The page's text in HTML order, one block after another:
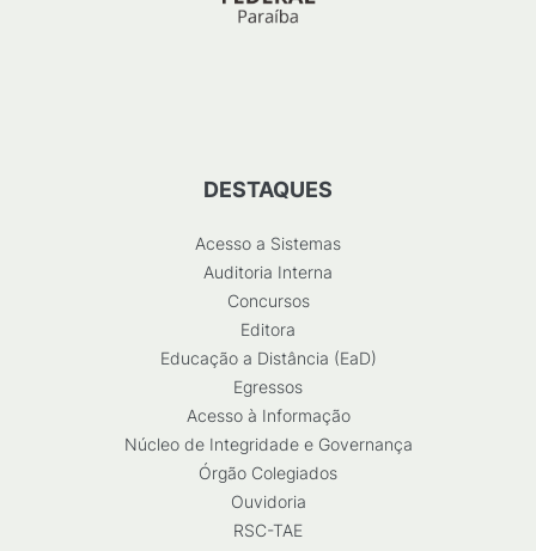
DESTAQUES
Acesso a Sistemas
Auditoria Interna
Concursos
Editora
Educação a Distância (EaD)
Egressos
Acesso à Informação
Núcleo de Integridade e Governança
Órgão Colegiados
Ouvidoria
RSC-TAE